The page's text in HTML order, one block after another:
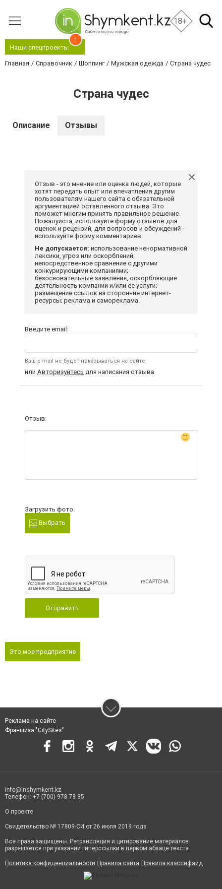
18+
Наши спецпроекты
1
Главная Справочник Шоппинг Мужская одежда Страна чудес
Страна чудес
Описание Отзывы
Отзыв - это мнение или оценка людей, которые
хотят передать опыт или впечатления другим
пользователям нашего сайта с обязательной
аргументацией оставленного отзыва. Это
поможет многим принять правильное решение.
Пожалуйста, используйте форму отзывов для
оценок и рецензий, для вопросов и обсуждений -
используйте форму комментариев.
Не допускается: использование ненормативной
лексики, угроз или оскорблений;
непосредственное сравнение с другими
конкурирующими компаниями;
безосновательные заявления, оскорбляющие
деятельность компании и/или ее услуги;
размещение ссылок на сторонние интернет-
ресурсы; реклама и самореклама.
Введите email:
Ваш e-mail не будет показываться на сайте
или Авторизуйтесь для написания отзыва
Отзыв:
Загрузить фото:
Выбрать
Отправить
Это мое предприятие
Реклама на сайте
Франшиза "CitySites"
info@inshymkent.kz
Телефон: +7 (700) 978 78 35
О проекте
Свидетельство № 17809-СИ от 26 июля 2019 года
Все права защищены. Ретрансляция и цитирование материалов
разрешается при указании гиперссылки в первом абзаце текста
Политика конфиденциальности Правила сайта Правила классифайд